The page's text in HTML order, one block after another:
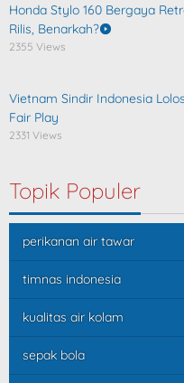
Honda Stylo 160 Bergaya
Rilis, Benarkah?
2355 Views
Vietnam Sindir Indonesia
Fair Play
2331 Views
Topik Populer
perikanan air tawar
timnas indonesia
kualitas air kolam
sepak bola